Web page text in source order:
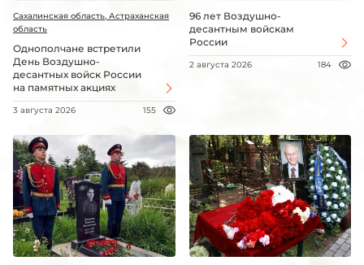
Сахалинская область, Астраханская
область
Однополчане встретили
День Воздушно-
десантных войск России
на памятных акциях
3 августа 2026 155
96 лет Воздушно-
десантным войскам
России
2 августа 2026 184